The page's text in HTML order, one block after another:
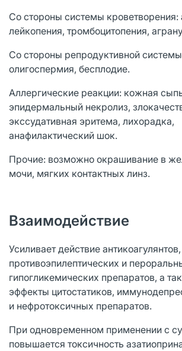
Со стороны системы кроветворения:
лейкопения, тромбоцитопения,
Со стороны репродуктивной
олигоспермия, бесплодие.
Аллергические реакции: кожная
эпидермальный некролиз,
экссудативная эритема, лихорадка,
анафилактический шок.
Прочие: возможно окрашивание в
мочи, мягких контактных линз.
Взаимодействие
Усиливает действие антикоагулянтов,
противоэпилептических и
гипогликемических препаратов, а
эффекты цитостатиков,
и нефротоксичных препаратов.
При одновременном применении с
повышается токсичность